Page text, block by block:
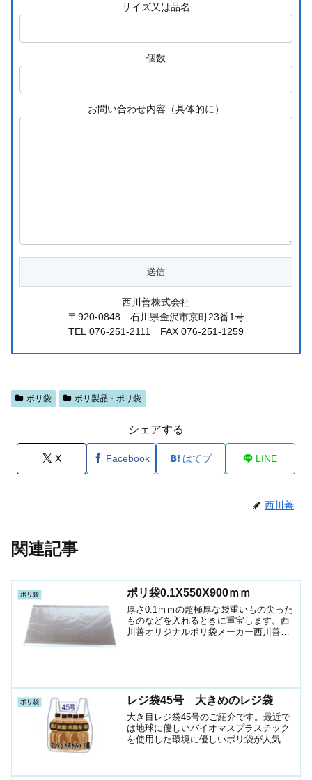
サイズ又は品名
個数
お問い合わせ内容（具体的に）
西川善株式会社
〒920-0848 石川県金沢市京町23番1号
TEL 076-251-2111 FAX 076-251-1259
ポリ袋 ポリ製品・ポリ袋
シェアする
X Facebook はてブ LINE
西川善
関連記事
ポリ袋 ポリ袋0.1X550X900ｍｍ
厚さ0.1ｍｍの超極厚な袋重いもの尖った
ものなどを入れるときに重宝します。西
川善オリジナルポリ袋メーカー西川善サ
ポリ袋 レジ袋45号 大きめのレジ袋
大き目レジ袋45号のご紹介です。最近で
は地球に優しいバイオマスプラスチック
を使用した環境に優しいポリ袋が人気で